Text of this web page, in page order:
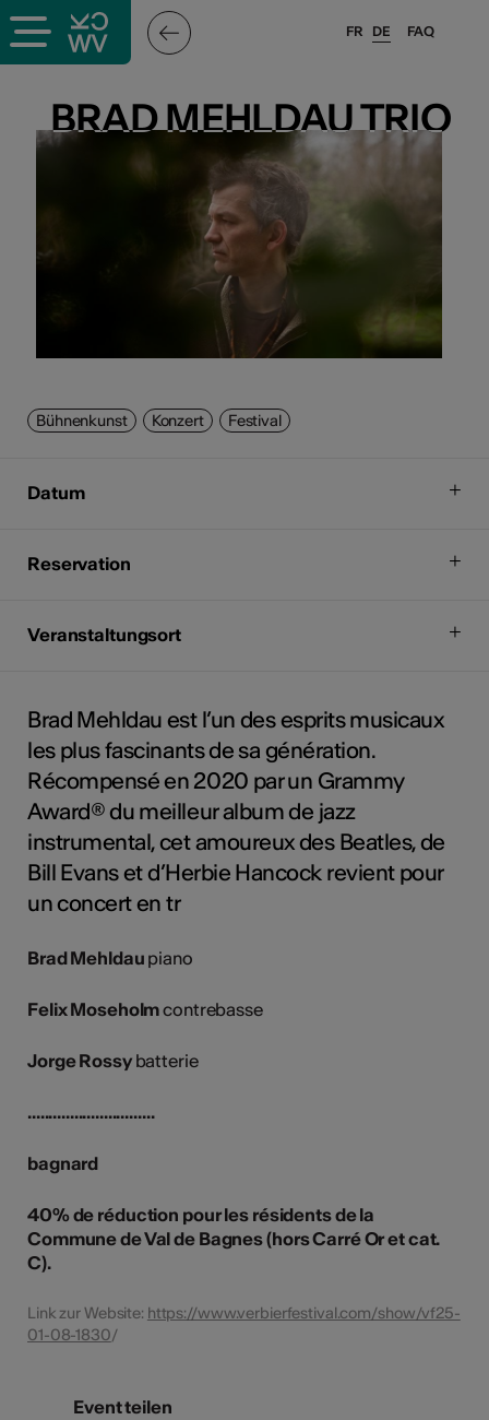
FAQ
FR DE
BRAD MEHLDAU TRIO
BRAD MEHLDAU TRIO
Bühnenkunst Konzert Festival
Datum
Reservation
Veranstaltungsort
Brad Mehldau est l’un des esprits musicaux
les plus fascinants de sa génération.
Récompensé en 2020 par un Grammy
Award® du meilleur album de jazz
instrumental, cet amoureux des Beatles, de
Bill Evans et d’Herbie Hancock revient pour
un concert en tr
Brad Mehldau piano
Felix Moseholmcontrebasse
Jorge Rossybatterie
..............................
bagnard
40% de réduction pour les résidents de la
Commune de Val de Bagnes (hors Carré Or et cat.
C).
Link zur Website: https://www.verbierfestival.com/show/vf25-
01-08-1830/
Event teilen